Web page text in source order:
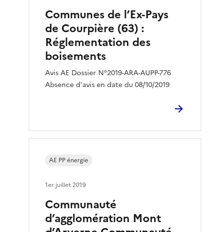
Communes de l’Ex-Pays
de Courpière (63) :
Réglementation des
boisements
Avis AE Dossier N°2019-ARA-AUPP-776
Absence d'avis en date du 08/10/2019
Communauté
d’agglomération Mont
AE PP énergie
1er juillet 2019